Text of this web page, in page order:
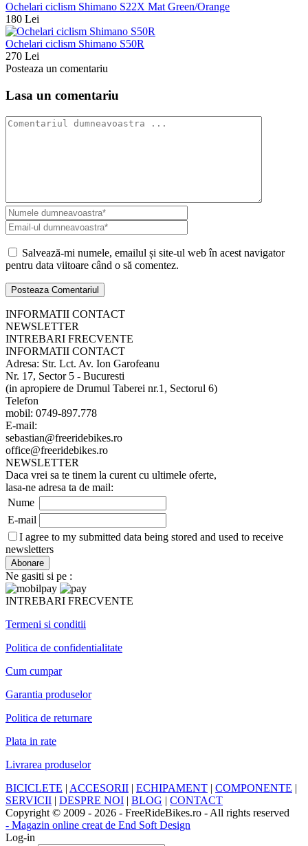
Ochelari ciclism Shimano S22X Mat Green/Orange
180 Lei
Ochelari ciclism Shimano S50R
270 Lei
Posteaza un comentariu
Lasa un comentariu
Salvează-mi numele, emailul și site-ul web în acest navigator
pentru data viitoare când o să comentez.
INFORMATII CONTACT
NEWSLETTER
INTREBARI FRECVENTE
INFORMATII CONTACT
Adresa: Str. Lct. Av. Ion Garofeanu
Nr. 17, Sector 5 - Bucuresti
(in apropiere de Drumul Taberei nr.1, Sectorul 6)
Telefon
mobil: 0749-897.778
E-mail:
sebastian@freeridebikes.ro
office@freeridebikes.ro
NEWSLETTER
Daca vrei sa te tinem la curent cu ultimele oferte,
lasa-ne adresa ta de mail:
Nume
E-mail
I agree to my submitted data being stored and used to receive
newsletters
Ne gasiti si pe :
INTREBARI FRECVENTE
Termeni si conditii
Politica de confidentialitate
Cum cumpar
Garantia produselor
Politica de returnare
Plata in rate
Livrarea produselor
BICICLETE | ACCESORII | ECHIPAMENT | COMPONENTE |
SERVICII | DESPRE NOI | BLOG | CONTACT
Copyright © 2009 - 2026 - FreeRideBikes.ro - All rights reserved
- Magazin online creat de End Soft Design
Log-in